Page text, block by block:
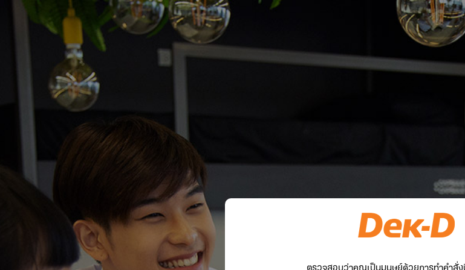
ตรวจสอบว่าคุณเป็นมนุษย์ด้วยการทำคำสั่ง